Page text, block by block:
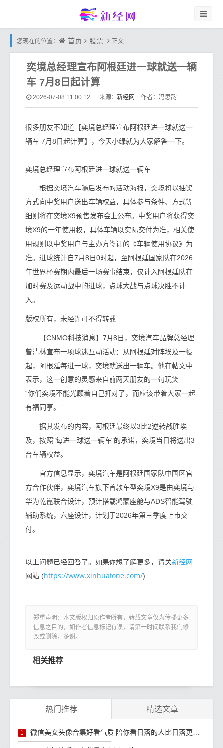
您现在的位置： 首页 股票 正文
奕境总经理宣布阿根廷进一球就送一辆
车 7月8日起计算
2026-07-08 11:00:12 来源： 新经网 作者：冯思韵
很多朋友不知道【奕境总经理宣布阿根廷进一球就送一
辆车 7月8日起计算】，今天小绿就为大家解答一下。
奕境总经理宣布阿根廷进一球就送一辆车
根据奕境汽车随后发布的活动海报，奕境将以抽奖
方式向中奖用户送出车辆权益，具体参与条件、方式等
细则将在奕境X9预售发布会上公布。中奖用户将获得奕
境X9的一年使用权，具体车辆以实际交付为准，相关使
用规则以中奖用户与主办方签订的《车辆使用协议》为
准。进球统计自7月8日0时起，至阿根廷国家队在2026
年世界杯赛期内最后一场赛事结束，仅计入阿根廷队在
加时赛及运动战中的进球，点球大战与点球决胜不计
入。
版权所有，未经许可不得转载
【CNMO科技消息】7月8日，奕境汽车品牌总经理
曾清林宣布一项球迷互动活动：从阿根廷对阵埃及一役
起，阿根廷每进一球，奕境就送出一辆车。他在帖文中
表示，这一创意的灵感来自前两天朋友的一句玩笑——
“你们奕境不能光顾着自己押对了，而应该带着大家一起
有福同享。”
据其发布的内容，阿根廷最终以3比2逆转战胜埃
及，按照"每进一球送一辆车"的承诺，奕境当日将送出3
台车辆权益。
官方信息显示，奕境汽车是阿根廷国家队中国区官
方合作伙伴，奕境汽车旗下首款车型奕境X9是由奕境与
华为乾崑联合设计，预计搭载鸿蒙座舱与ADS智能驾驶
辅助系统，六座设计，计划于2026年第三季度上市交
付。
以上问题已经回答了。如果你想了解更多，请关新经网
网站 (https://www.xinhuatone.com/)
郑重声明：本文版权归原作者所有，转载文章仅为传播更多
信息之目的，如作者信息标记有误，请第一时间联系我们修
改或删除，多谢。
相关推荐
热门推荐 精选文章
1 微信美女头像合集好看气质 陪你看日落的人比日落更浪漫